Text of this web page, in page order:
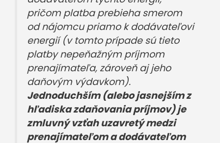
pričom platba prebieha smerom
od nájomcu priamo k dodávateľovi
energií (v tomto prípade sú tieto
platby nepeňažným príjmom
prenajímateľa, zároveň aj jeho
daňovým výdavkom).
Jednoduchším (alebo jasnejším z
hľadiska zdaňovania príjmov) je
zmluvný vzťah uzavretý medzi
prenajímateľom a dodávateľom